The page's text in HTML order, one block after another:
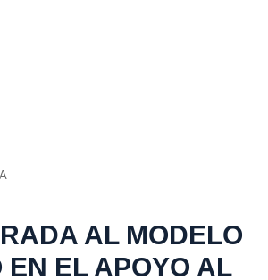
AL MODELO
EN EL APOYO AL